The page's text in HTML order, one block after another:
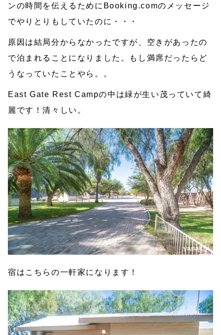
ンの時間を伝えるためにBooking.comのメッセージ
でやりとりもしていたのに・・・
原因は結局分からなかったですが、空きがあったの
で泊まれることになりました。もし満席だったらど
うなっていたことやら。。
East Gate Rest Campの中は緑が生い茂っていて綺
麗です！清々しい。
宿はこちらの一軒家になります！